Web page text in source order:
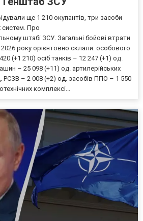
ще 1 210 окупантів, три засоби
систем. Про
штабі ЗСУ. Загальні бойові втрати
року орієнтовно склали: особового
(+1 210) осіб танків – 12 247 (+1) од.
– 25 098 (+11) од. артилерійських
РСЗВ – 2 008 (+2) од. засобів ППО – 1 550
комплексі...